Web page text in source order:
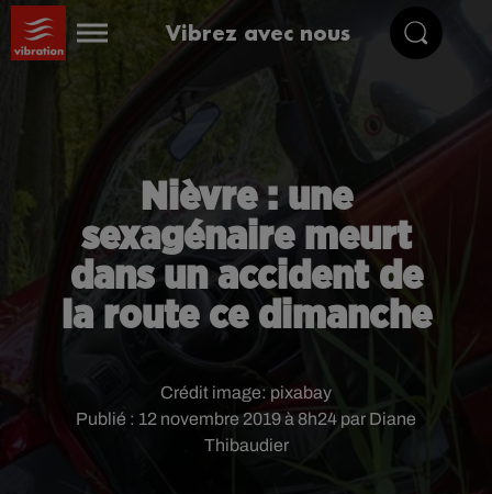
Vibrez avec nous
Nièvre : une
sexagénaire meurt
dans un accident de
la route ce dimanche
Publié : 12 novembre 2019 à 8h24 par Diane
Thibaudier
Crédit image: pixabay